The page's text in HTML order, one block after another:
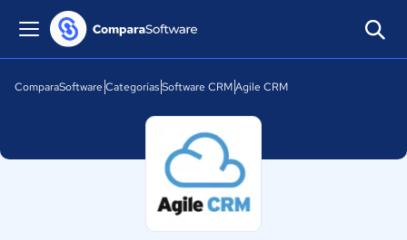
ComparaSoftware CategoríasSoftware CRMAgile CRM